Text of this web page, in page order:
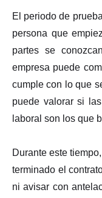
El periodo de
persona que
partes se
empresa puede
cumple con lo que
puede valorar si
laboral son los que
Durante este
terminado el
ni avisar con